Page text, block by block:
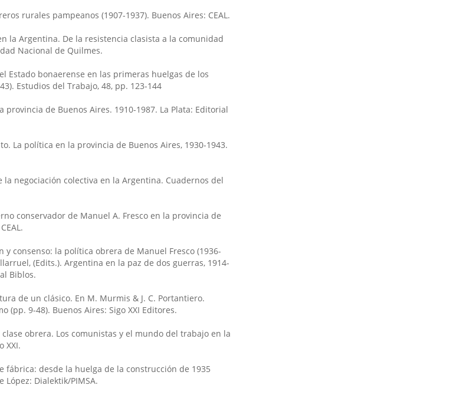
rurales pampeanos (1907-1937). Buenos Aires: CEAL.
la Argentina. De la resistencia clasista a la comunidad
Nacional de Quilmes.
Estado bonaerense en las primeras huelgas de los
Estudios del Trabajo, 48, pp. 123-144
provincia de Buenos Aires. 1910-1987. La Plata: Editorial
La política en la provincia de Buenos Aires, 1930-1943.
la negociación colectiva en la Argentina. Cuadernos del
conservador de Manuel A. Fresco en la provincia de
y consenso: la política obrera de Manuel Fresco (1936-
(Edits.). Argentina en la paz de dos guerras, 1914-
Biblos.
de un clásico. En M. Murmis & J. C. Portantiero.
(pp. 9-48). Buenos Aires: Sigo XXI Editores.
obrera. Los comunistas y el mundo del trabajo en la
XXI.
fábrica: desde la huelga de la construcción de 1935
López: Dialektik/PIMSA.